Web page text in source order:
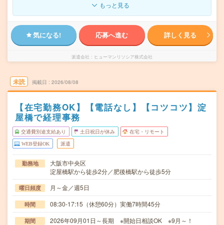
もっと見る
気になる! 応募へ進む 詳しく見る
派遣会社 ヒューマンリソシア株式会社
未読 掲載日 2026/08/08
【在宅勤務OK】【電話なし】【コツコツ】淀
屋橋で経理事務
交通費別途支給あり 土日祝日が休み 在宅・リモート
WEB登録OK 派遣
勤務地
大阪市中央区
淀屋橋駅から徒歩2分／肥後橋駅から徒歩5分
曜日頻度 月～金／週5日
時間 08:30-17:15（休憩60分）実働7時間45分
期間 2026年09月01日～長期 ※開始日相談OK ※9月～！